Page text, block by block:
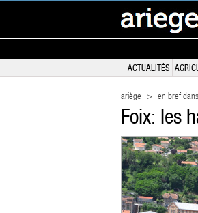
ACTUALITÉS
ariège > en bref
Foix: les